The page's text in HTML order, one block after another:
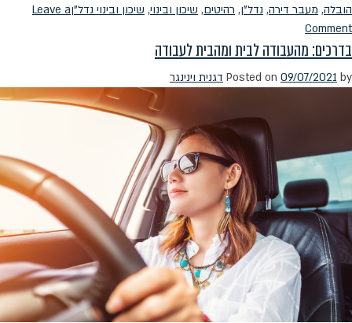
הובלה, מעבר דירה, נדל"ן, רהיטים, שיכון ובינוי, שיכון ובינוי נדל"ןLeave a
Comment
on
איך
בקלות?
בדרכים: מהעבודה לבית ומהבית לעבודה
Posted on 09/07/2021 by דגנית וינינגר